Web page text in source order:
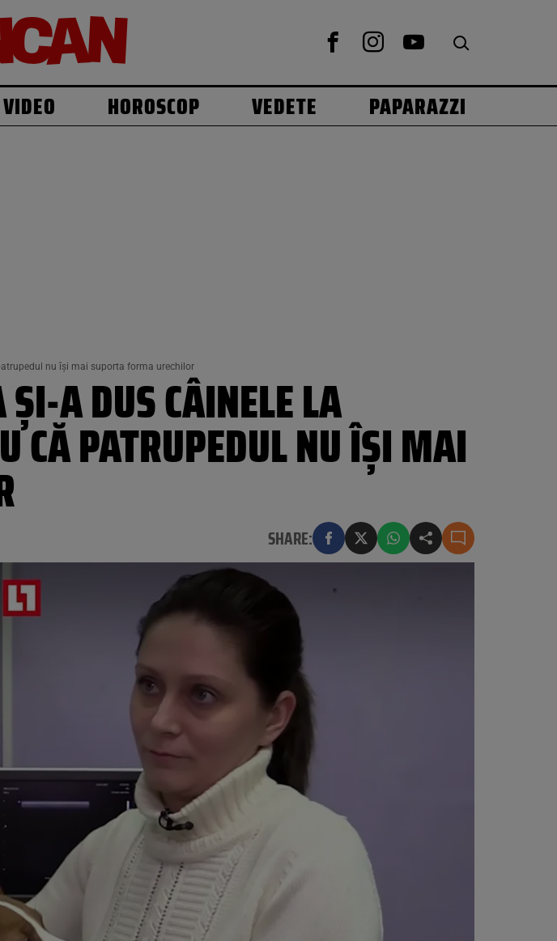
VIDEO HOROSCOP VEDETE PAPARAZZI
nu îşi mai suporta forma urechilor
A DUS CÂINELE LA
CĂ PATRUPEDUL NU ÎŞI MAI
SHARE: